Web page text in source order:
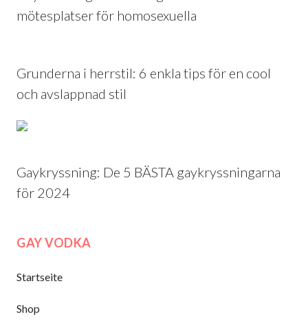
mötesplatser för homosexuella
Grunderna i herrstil: 6 enkla tips för en cool
och avslappnad stil
Gaykryssning: De 5 BÄSTA gaykryssningarna
för 2024
GAY VODKA
Startseite
Shop